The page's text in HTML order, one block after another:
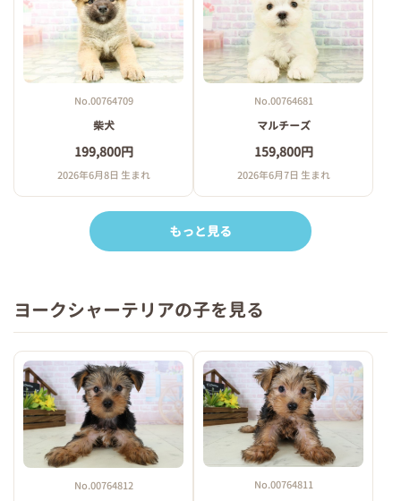
No.00764709
柴犬
199,800円
2026年6月8日 生まれ
No.00764681
マルチーズ
159,800円
2026年6月7日 生まれ
もっと見る
ヨークシャーテリアの子を見る
No.00764812 No.00764811